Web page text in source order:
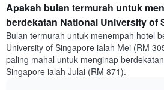
Apakah bulan termurah untuk
berdekatan National University of
Bulan termurah untuk menempah hotel
University of Singapore ialah Mei (RM
paling mahal untuk menginap
Singapore ialah Julai (RM 871).